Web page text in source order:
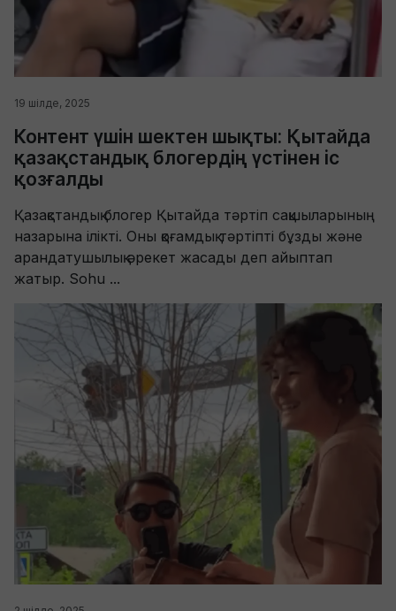
19 шілде, 2025
Контент үшін шектен шықты: Қытайда
қазақстандық блогердің үстінен іс
қозғалды
Қазақстандық блогер Қытайда тәртіп сақшыларының
назарына ілікті. Оны қоғамдық тәртіпті бұзды және
арандатушылық әрекет жасады деп айыптап
жатыр. Sohu ...